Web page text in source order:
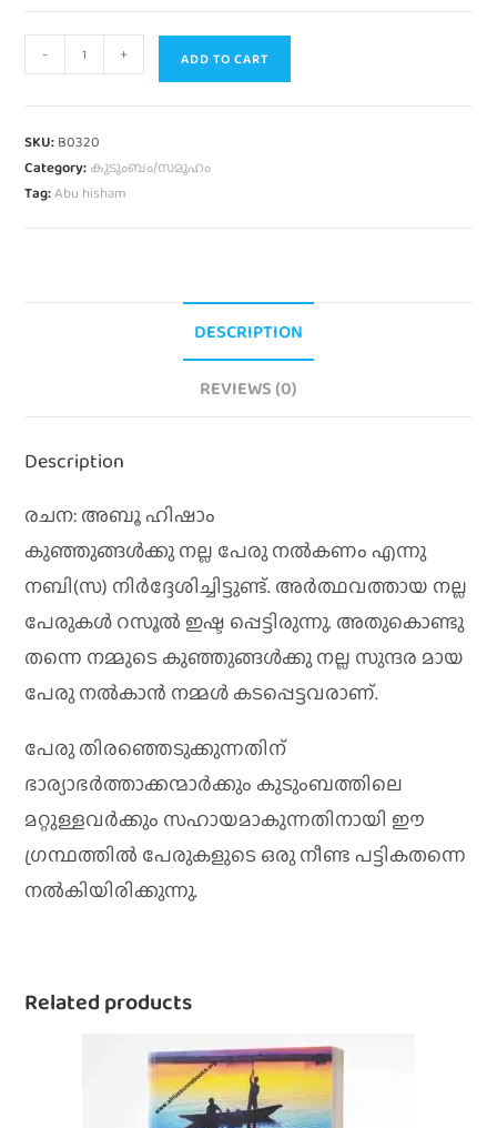
- + ADD TO CART
SKU: B0320
Category:കുടുംബം/സമൂഹം
Tag:Abu hisham
DESCRIPTION
REVIEWS (0)
Description
രചന: അബൂ ഹിഷാം
കുഞ്ഞുങ്ങൾക്കു നല്ല പേരു നൽകണം എന്നു
നബി(സ) നിർദ്ദേശിച്ചിട്ടുണ്ട്. അർത്ഥവത്തായ നല്ല
പേരുകൾ റസൂൽ ഇഷ്ട പ്പെട്ടിരുന്നു. അതുകൊണ്ടു
തന്നെ നമ്മുടെ കുഞ്ഞുങ്ങൾക്കു നല്ല സുന്ദര മായ
പേരു നൽകാൻ നമ്മൾ കടപ്പെട്ടവരാണ്.
പേരു തിരഞ്ഞെടുക്കുന്നതിന്
ഭാര്യാഭർത്താക്കന്മാർക്കും കുടുംബത്തിലെ
മറ്റുള്ളവർക്കും സഹായമാകുന്നതിനായി ഈ
ഗ്രന്ഥത്തിൽ പേരുകളുടെ ഒരു നീണ്ട പട്ടികതന്നെ
നൽകിയിരിക്കുന്നു.
Related products